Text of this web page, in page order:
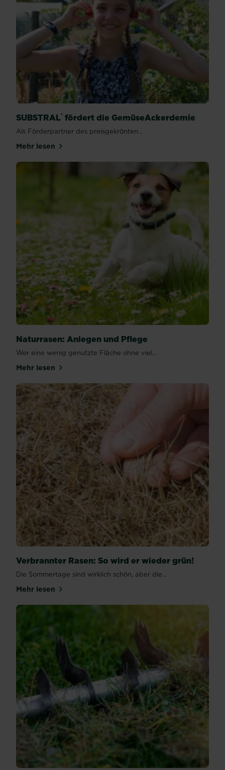
SUBSTRAL® fördert die GemüseAckerdemie
Als Förderpartner des preisgekrönten...
Mehr lesenüber SUBSTRAL® fördert die GemüseAckerdemie
Naturrasen: Anlegen und Pflege
Wer eine wenig genutzte Fläche ohne viel...
Mehr lesenüber Naturrasen: Anlegen und Pflege
Verbrannter Rasen: So wird er wieder grün!
Die Sommertage sind wirklich schön, aber die...
Mehr lesenüber Verbrannter Rasen: So wird er wieder grün!